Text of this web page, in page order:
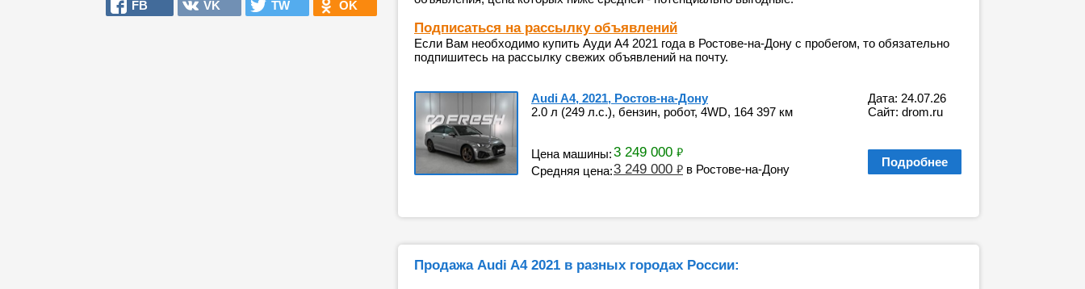
FB VK TW OK
Подписаться на рассылку объявлений
Если Вам необходимо купить Ауди А4 2021 года в Ростове-на-Дону с пробегом, то обязательно
подпишитесь на рассылку свежих объявлений на почту.
Audi A4, 2021, Ростов-на-Дону
2.0 л (249 л.с.), бензин, робот, 4WD, 164 397 км
Дата: 24.07.26
Сайт: drom.ru
Цена машины:3 249 000 ₽
Средняя цена:3 249 000 ₽ в Ростове-на-Дону
Подробнее
Продажа Audi A4 2021 в разных городах России: